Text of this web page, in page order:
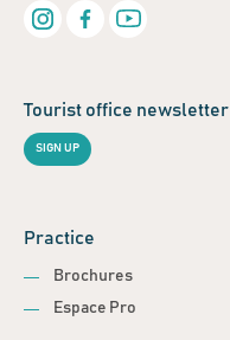
Tourist office newsletter
SIGN UP
Practice
Brochures
Espace Pro